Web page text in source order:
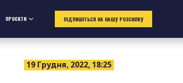
ПРОЄКТИ ПІДПИШІТЬСЯ НА НАШУ РОЗСИЛКУ
19 Грудня, 2022, 18:25